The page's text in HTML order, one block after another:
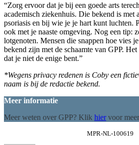
“Zorg ervoor dat je bij een goede arts
academisch ziekenhuis. Die bekend is met
psoriasis en bij wie je je hart kunt luchten.
ook met je naaste omgeving. Nog een tip:
lotgenoten. Mensen die snappen hoe vies
bekend zijn met de schaamte van GPP.
dat je niet de enige bent.”
*Wegens privacy redenen is Coby een
naam is bij de redactie bekend.
Meer informatie
Meer weten over GPP? Klik hiervoor
MPR-NL-100619